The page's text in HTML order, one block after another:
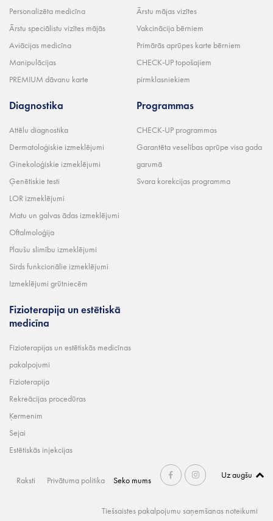
Personalizēta medicīna
Ārstu speciālistu vizītes mājās
Aviācijas medicīna
Manipulācijas
PREMIUM dāvanu karte
Ārstu mājas vizītes
Vakcinācija bērniem
Primārās aprūpes karte bērniem
CHECK-UP topošajiem
pirmklasniekiem
Diagnostika
Attēlu diagnostika
Dermatoloģiskie izmeklējumi
Ginekoloģiskie izmeklējumi
Ģenētiskie testi
LOR izmeklējumi
Matu un galvas ādas izmeklējumi
Oftalmoloģija
Plaušu slimību izmeklējumi
Sirds funkcionālie izmeklējumi
Izmeklējumi grūtniecēm
Fizioterapija un estētiskā
medicīna
Fizioterapijas un estētiskās medicīnas
pakalpojumi
Fizioterapija
Rekreācijas procedūras
Ķermenim
Sejai
Estētiskās injekcijas
Programmas
CHECK-UP programmas
Garantēta veselības aprūpe visa gada
garumā
Svara korekcijas programma
Raksti Privātuma politika Seko mums Uz augšu
Tiešsaistes pakalpojumu saņemšanas noteikumi